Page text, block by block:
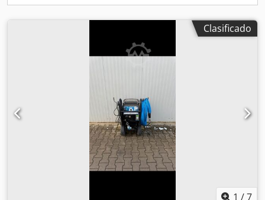
ice machine, manguera de granallado de 6 metros, pistola
de granallado de hielo seco, boquilla venturi, Kärcher Ice
Blaster, Kärcher IB 7/40, Kärcher IB 15/120, ASCO Jet,
Cryoblaster, ICS Dry Ice, Nozzitec, Triventek, Cryonomic,
máquina de hielo seco en venta en Europa, exportación de
máquinas de granallado, DrDryice
Clasificado
1 /7